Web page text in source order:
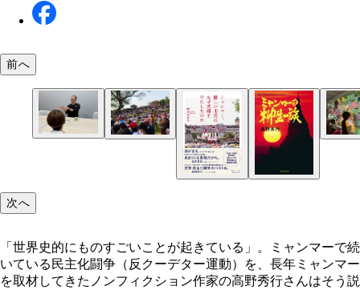
対談する高野秀行氏（右）と西方ちひろ氏。本書
2月22日、ヤンゴンの湖畔の土手にぎっしり座って
大学生たちが、バス停に「自由のために闘おう」
前へ
次へ
「世界史的にものすごいことが起きている」。ミャンマーで続
いている民主化闘争（反クーデター運動）を、長年ミャンマー
を取材してきたノンフィクション作家の高野秀行さんはそう説